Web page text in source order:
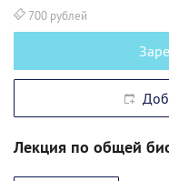
700 рублей
Лекция по общей